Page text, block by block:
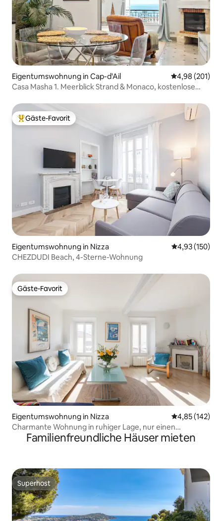
Eigentumswohnung in Cap-d'Ail
4,98 (201)
Casa Masha 1. Meerblick Strand & Monaco, kostenlose
Beliebter Gäste-Favorit.
Gäste-Favorit
Eigentumswohnung in Nizza
4,93 (150)
CHEZDUDI Beach, 4-Sterne-Wohnung
Gäste-Favorit
Gäste-Favorit
Eigentumswohnung in Nizza
4,85 (142)
Charmante Wohnung in ruhiger Lage, nur einen
Katzensprung vom Hafen entfernt
Familienfreundliche Häuser mieten
Superhost
Superhost